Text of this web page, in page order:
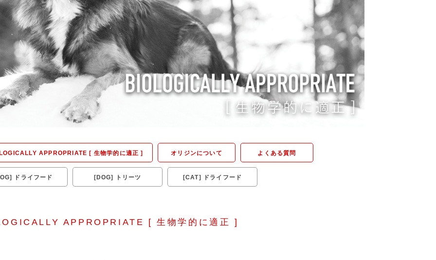
APPROPRIATE [ 生物学的に適正 ] オリジンについて よくある質問
ドライフード [DOG] トリーツ [CAT] ドライフード
APPROPRIATE [ 生物学的に適正 ]